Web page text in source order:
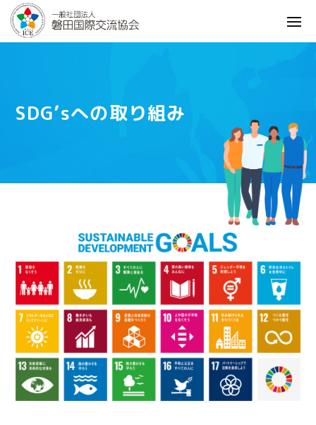
SDG’sへの取り組み